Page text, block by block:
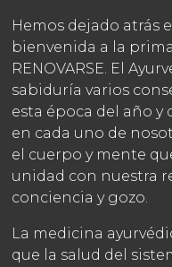
Hemos dejado atrás
bienvenida a la
RENOVARSE. El
sabiduría varios
esta época del año y
en cada uno de
el cuerpo y mente
unidad con nuestra
conciencia y gozo.
La medicina
que la salud del